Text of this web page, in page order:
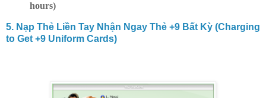
hours)
5. Nạp Thẻ Liền Tay Nhận Ngay Thẻ +9 Bất Kỳ (Charging
to Get +9 Uniform Cards)